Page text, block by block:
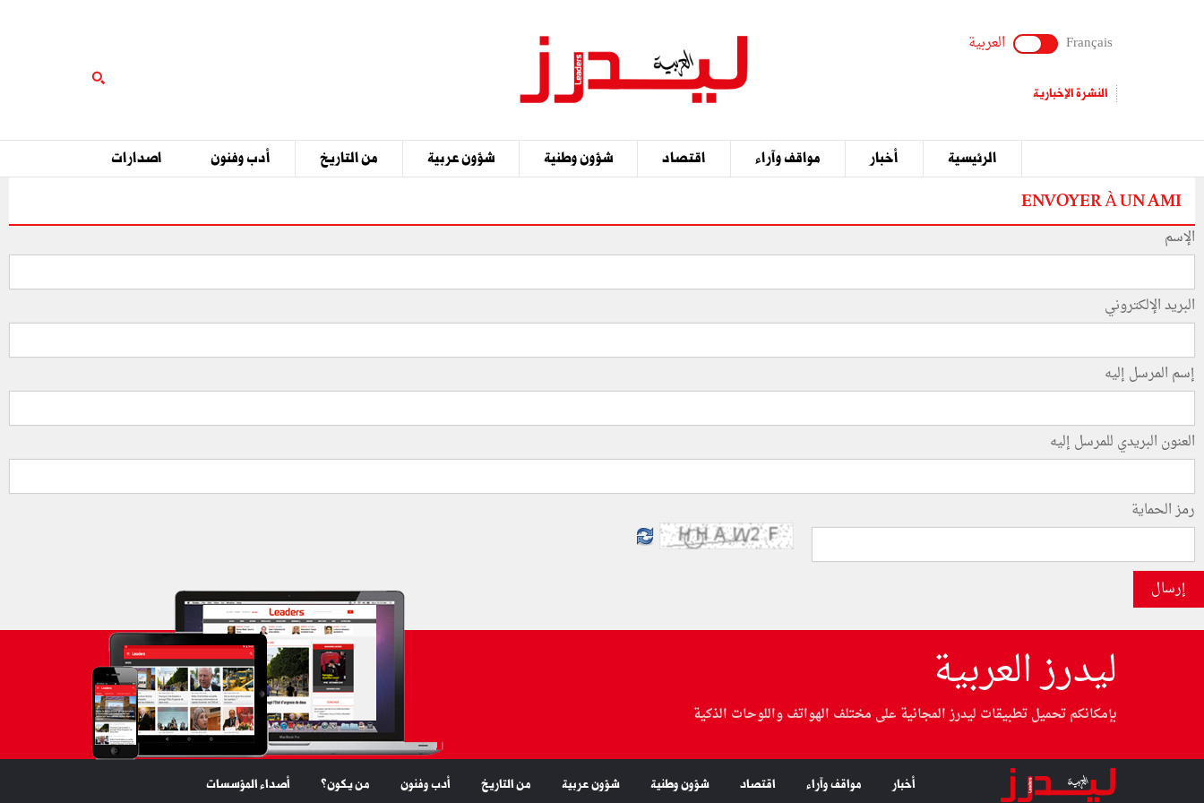
Français العربية
النشرة الإخبارية
الرئيسية أخبار مواقف وآراء اقتصاد شؤون وطنية شؤون عربية من التاريخ أدب وفنون اصدارات
ENVOYER À UN AMI
الإسم
البريد الإلكتروني
إسم المرسل إليه
العنون البريدي للمرسل إليه
رمز الحماية
إرسال
ليدرز العربية
بإمكانكم تحميل تطبيقات ليدرز المجانية على مختلف الهواتف واللوحات الذكية
أخبار مواقف وآراء اقتصاد شؤون وطنية شؤون عربية من التاريخ أدب وفنون من يكون؟ أصداء المؤسسات